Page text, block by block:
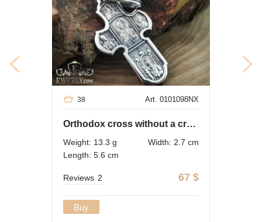
Art. 0101098NX
38
Orthodox cross without a crucifix
Weight: 13.3 g
Width: 2.7 cm
Length: 5.6 cm
67 $
Reviews 2
Buy